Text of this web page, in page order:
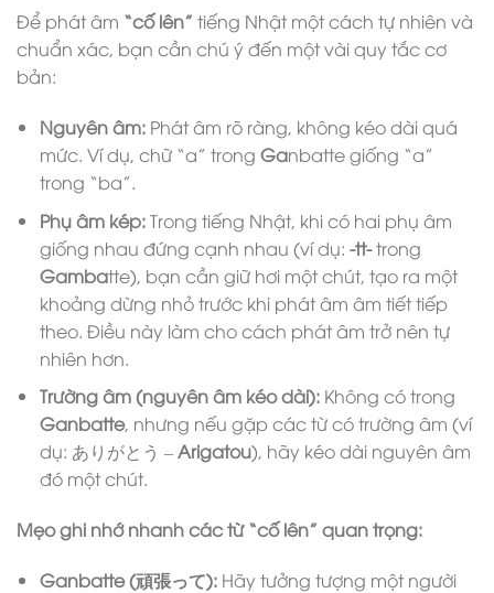
Để phát âm “cố lên” tiếng Nhật một cách tự nhiên và
chuẩn xác, bạn cần chú ý đến một vài quy tắc cơ
bản:
Nguyên âm:Phát âm rõ ràng, không kéo dài quá
mức. Ví dụ, chữ “a” trong Ganbatte giống “a”
trong “ba”.
Phụ âm kép:Trong tiếng Nhật, khi có hai phụ âm
giống nhau đứng cạnh nhau (ví dụ: -tt-trong
Gambatte), bạn cần giữ hơi một chút, tạo ra một
khoảng dừng nhỏ trước khi phát âm âm tiết tiếp
theo. Điều này làm cho cách phát âm trở nên tự
nhiên hơn.
Trường âm (nguyên âm kéo dài):Không có trong
Ganbatte, nhưng nếu gặp các từ có trường âm (ví
dụ: ありがとう –Arigatou), hãy kéo dài nguyên âm
đó một chút.
Mẹo ghi nhớ nhanh các từ “cố lên” quan trọng:
Ganbatte (頑張って):Hãy tưởng tượng một người